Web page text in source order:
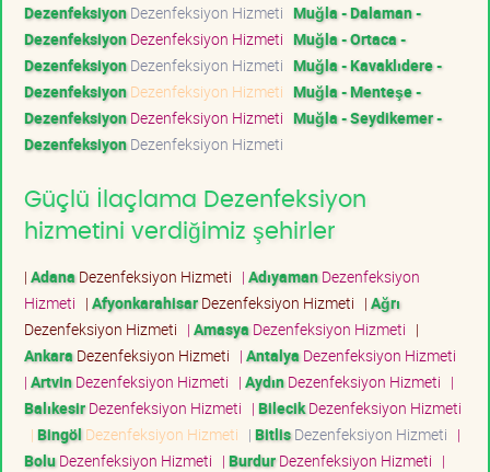
DezenfeksiyonDezenfeksiyon Hizmeti Muğla - Dalaman -
DezenfeksiyonDezenfeksiyon Hizmeti Muğla - Ortaca -
DezenfeksiyonDezenfeksiyon Hizmeti Muğla - Kavaklıdere -
DezenfeksiyonDezenfeksiyon Hizmeti Muğla - Menteşe -
DezenfeksiyonDezenfeksiyon Hizmeti Muğla - Seydikemer -
DezenfeksiyonDezenfeksiyon Hizmeti
Güçlü İlaçlama Dezenfeksiyon
hizmetini verdiğimiz şehirler
| Adana Dezenfeksiyon Hizmeti | AdıyamanDezenfeksiyon
Hizmeti | AfyonkarahisarDezenfeksiyon Hizmeti | Ağrı
Dezenfeksiyon Hizmeti | Amasya Dezenfeksiyon Hizmeti |
Ankara Dezenfeksiyon Hizmeti | Antalya Dezenfeksiyon Hizmeti
| ArtvinDezenfeksiyon Hizmeti | AydınDezenfeksiyon Hizmeti |
BalıkesirDezenfeksiyon Hizmeti | BilecikDezenfeksiyon Hizmeti
| Bingöl Dezenfeksiyon Hizmeti | BitlisDezenfeksiyon Hizmeti |
BoluDezenfeksiyon Hizmeti | BurdurDezenfeksiyon Hizmeti |